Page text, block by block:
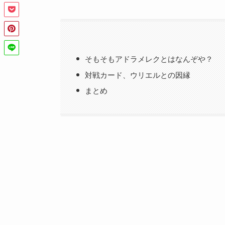
そもそもアドラメレクとはなんぞや？
対戦カード、ウリエルとの因縁
まとめ